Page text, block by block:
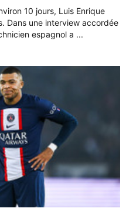
10 jours, Luis Enrique
Dans une interview accordée
espagnol a ...